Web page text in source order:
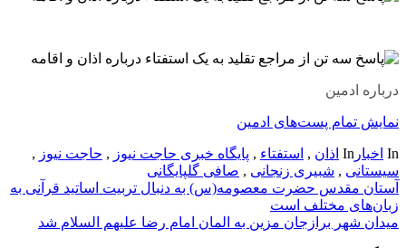
درباره ادمین
نمایش تمام پست‌های ادمین
In اخبار In اذان , استفتاء , پایگاه خبری حاجت نیوز , حاجت نیوز ,
سیستانی , شبیری زنجانی , صافی گلپایگانی
راهبری
نوشته
آستان مقدس حضرت معصومه(س) به دنبال تربیت اساتید قرآنی به
زبان‌های مختلف است
میدان شهر برازجان مزین به المان امام رضا علیهم السلام شد